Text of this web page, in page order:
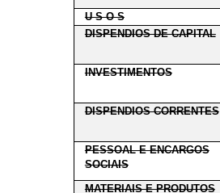
U S O S
DISPENDIOS DE CAPITAL
INVESTIMENTOS
DISPENDIOS CORRENTES
PESSOAL E ENCARGOS
SOCIAIS
MATERIAIS E PRODUTOS